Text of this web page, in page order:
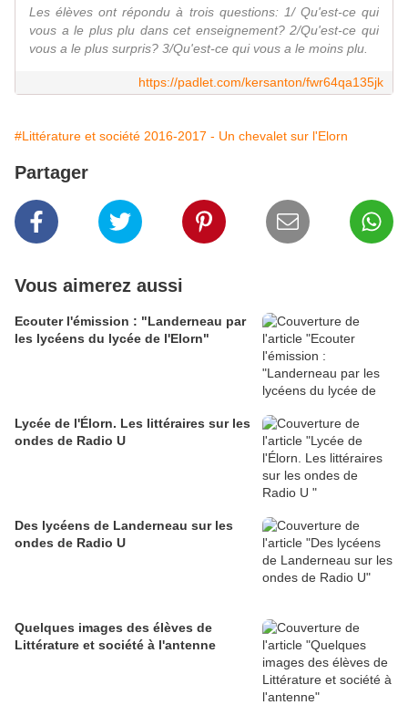
Les élèves ont répondu à trois questions: 1/ Qu'est-ce qui
vous a le plus plu dans cet enseignement? 2/Qu'est-ce qui
vous a le plus surpris? 3/Qu'est-ce qui vous a le moins plu.
https://padlet.com/kersanton/fwr64qa135jk
#Littérature et société 2016-2017 - Un chevalet sur l'Elorn
Partager
Vous aimerez aussi
Ecouter l'émission : "Landerneau par
les lycéens du lycée de l'Elorn"
Lycée de l'Élorn. Les littéraires sur les
ondes de Radio U
Des lycéens de Landerneau sur les
ondes de Radio U
Quelques images des élèves de
Littérature et société à l'antenne